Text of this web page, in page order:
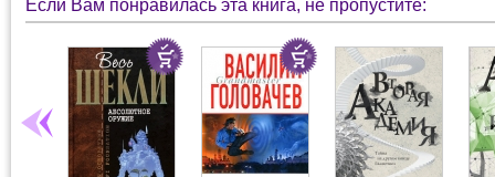
Если Вам понравилась эта книга, не пропустите: